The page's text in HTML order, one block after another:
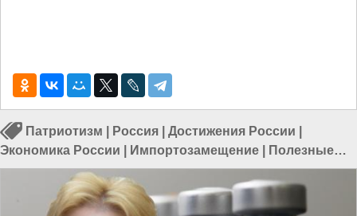
Патриотизм Россия Достижения России
Экономика России
Импортозамещение
Полезные
советы|Всёпропальщики|Коррупция в России